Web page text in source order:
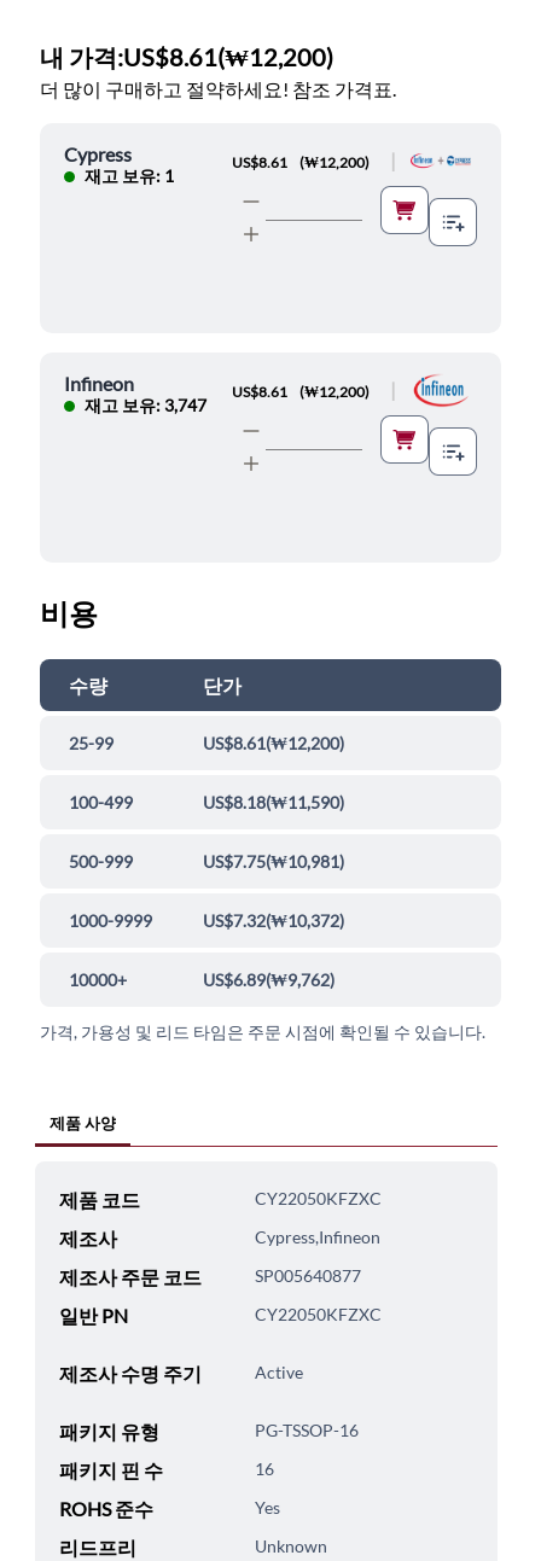
내 가격:US$8.61(₩12,200)
더 많이 구매하고 절약하세요! 참조 가격표.
Cypress
재고 보유: 1
US$8.61 (₩12,200)
Infineon
재고 보유: 3,747
US$8.61 (₩12,200)
비용
수량 단가
25-99 US$8.61(₩12,200)
100-499 US$8.18(₩11,590)
500-999 US$7.75(₩10,981)
1000-9999 US$7.32(₩10,372)
10000+ US$6.89(₩9,762)
가격, 가용성 및 리드 타임은 주문 시점에 확인될 수 있습니다.
제품 사양
제품 코드 CY22050KFZXC
제조사 Cypress,Infineon
제조사 주문 코드 SP005640877
일반 PN CY22050KFZXC
제조사 수명 주기 Active
패키지 유형 PG-TSSOP-16
패키지 핀 수 16
ROHS 준수 Yes
리드프리 Unknown